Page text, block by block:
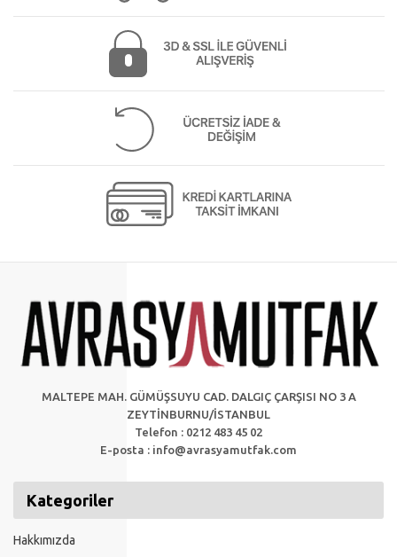
MALTEPE MAH. GÜMÜŞSUYU CAD. DALGIÇ ÇARŞISI NO 3 A
ZEYTİNBURNU/İSTANBUL
Telefon : 0212 483 45 02
E-posta : info@avrasyamutfak.com
Kategoriler
Hakkımızda